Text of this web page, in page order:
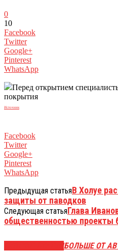
0
10
Facebook
Twitter
Google+
Pinterest
WhatsApp
Перед открытием
покрытия
Источник
Facebook
Twitter
Google+
Pinterest
WhatsApp
Предыдущая статьяВ Холуе
защиты от паводков
Следующая статьяГлава
общественностью проекты
БОЛЬШЕ ОТ